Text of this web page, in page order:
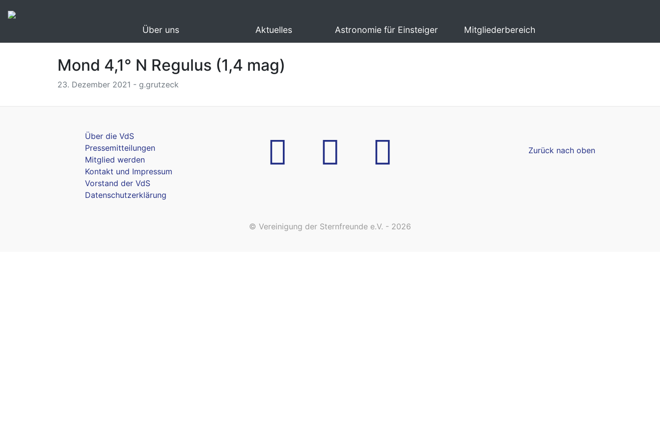
Über uns Aktuelles Astronomie für Einsteiger Mitgliederbereich
Mond 4,1° N Regulus (1,4 mag)
23. Dezember 2021 - g.grutzeck
Über die VdS
Pressemitteilungen
Mitglied werden
Kontakt und Impressum
Vorstand der VdS
Datenschutzerklärung
Zurück nach oben
© Vereinigung der Sternfreunde e.V. - 2026